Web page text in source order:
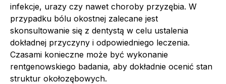
infekcje, urazy czy nawet choroby przyzębia. W
przypadku bólu okostnej zalecane jest
skonsultowanie się z dentystą w celu ustalenia
dokładnej przyczyny i odpowiedniego leczenia.
Czasami konieczne może być wykonanie
rentgenowskiego badania, aby dokładnie ocenić stan
struktur okołozębowych.